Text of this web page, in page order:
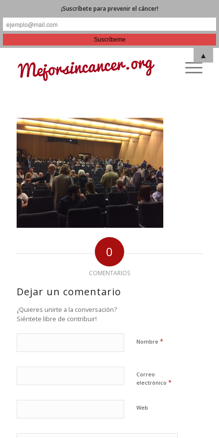
0
COMENTARIOS
Dejar un comentario
¿Quieres unirte a la conversación?
Siéntete libre de contribuir!
Nombre *
Correo
electrónico *
Web
¡Suscríbete para prevenir el cáncer!
▲